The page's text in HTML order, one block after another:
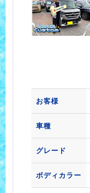
お客様
車種
グレード
ボディカラー